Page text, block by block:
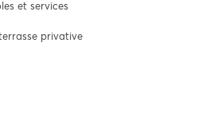
et services
privative